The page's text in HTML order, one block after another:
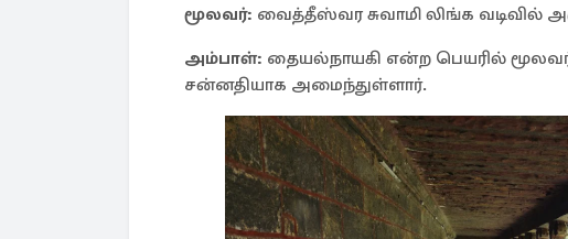
மூலவர்: வைத்தீஸ்வர சுவாமி லிங்க வடிவில்
அம்பாள்: தையல்நாயகி என்ற பெயரில்
சன்னதியாக அமைந்துள்ளார்.